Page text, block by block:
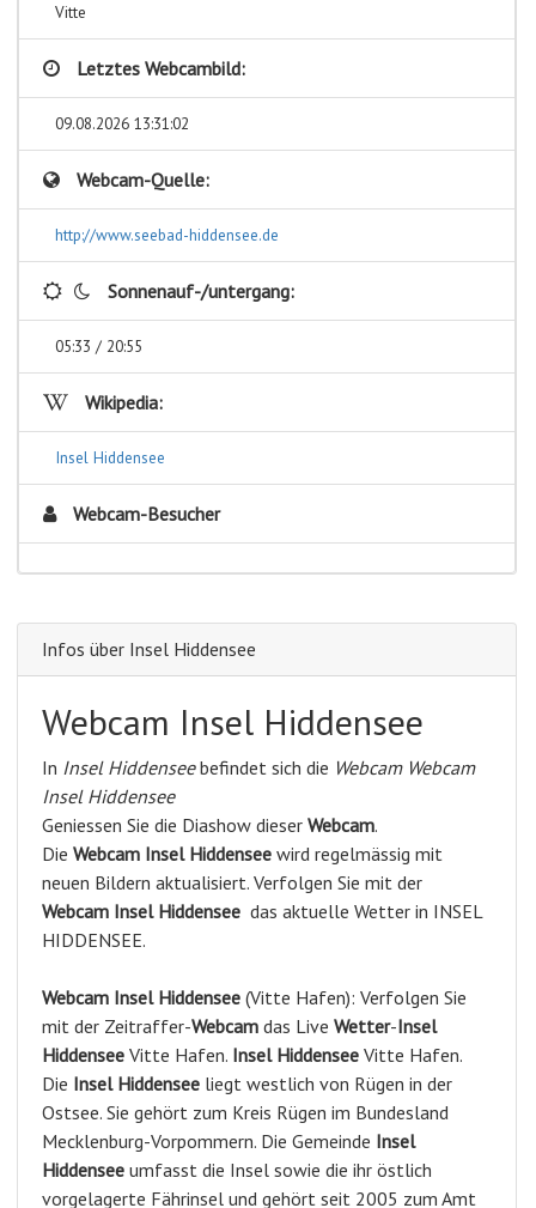
Vitte
Letztes Webcambild:
09.08.2026 13:31:02
Webcam-Quelle:
http://www.seebad-hiddensee.de
Sonnenauf-/untergang:
05:33 / 20:55
Wikipedia:
Insel Hiddensee
Webcam-Besucher
Infos über Insel Hiddensee
Webcam Insel Hiddensee
In Insel Hiddenseebefindet sich die Webcam Webcam
Insel Hiddensee
Geniessen Sie die Diashow dieser Webcam.
Die Webcam Insel Hiddensee wird regelmässig mit
neuen Bildern aktualisiert. Verfolgen Sie mit der
Webcam Insel Hiddensee das aktuelle Wetter in INSEL
HIDDENSEE.
Webcam Insel Hiddensee (Vitte Hafen): Verfolgen Sie
mit der Zeitraffer-Webcam das Live Wetter-Insel
Hiddensee Vitte Hafen. Insel Hiddensee Vitte Hafen.
Die Insel Hiddensee liegt westlich von Rügen in der
Ostsee. Sie gehört zum Kreis Rügen im Bundesland
Mecklenburg-Vorpommern. Die Gemeinde Insel
Hiddensee umfasst die Insel sowie die ihr östlich
vorgelagerte Fährinsel und gehört seit 2005 zum Amt